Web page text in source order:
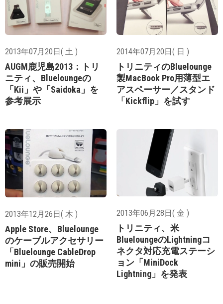
2013年07月20日( 土 )
AUGM鹿児島2013：トリ
ニティ、Blueloungeの
「Kii」や「Saidoka」を
参考展示
2014年07月20日( 日 )
トリニティのBluelounge
製MacBook Pro用薄型エ
アスペーサー／スタンド
「Kickflip」を試す
2013年12月26日( 木 )
Apple Store、Bluelounge
のケーブルアクセサリー
「Bluelounge CableDrop
mini」の販売開始
2013年06月28日( 金 )
トリニティ、米
BlueloungeのLightningコ
ネクタ対応充電ステーシ
ョン「MiniDock
Lightning」を発表